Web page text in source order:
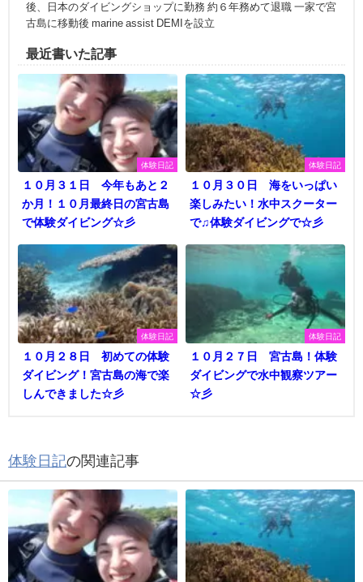
後、日本のダイビングショップに勤務 約６年務めて退職 一家で宮
古島に移動後 marine assist DEMIを設立
最近書いた記事
体験日記
１０月３１日 今年もあと２
か月！１０月最終日の宮古島
で体験ダイビング☆彡
体験日記
１０月３０日 海をいっぱい
楽しみたい！水中スクーター
で♫体験ダイビングで☆彡
体験日記
１０月２８日 初めての体験
ダイビング！宮古島の海で楽
しんできました☆彡
体験日記
１０月２７日 宮古島！体験
ダイビングで水中観察ツアー
☆彡
体験日記の関連記事